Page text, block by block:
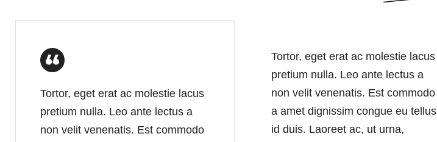
Tortor, eget erat ac molestie lacus
pretium nulla. Leo ante lectus a
non velit venenatis. Est commodo
Tortor, eget erat ac molestie lacus
pretium nulla. Leo ante lectus a
non velit venenatis. Est commodo
a amet dignissim congue eu tellus
id duis. Laoreet ac, ut urna,